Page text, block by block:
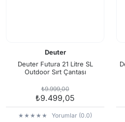
Deuter
Deuter Futura 21 Litre SL
Outdoor Sırt Çantası
₺9.999,00
₺9.499,05
Yorumlar (0.0)